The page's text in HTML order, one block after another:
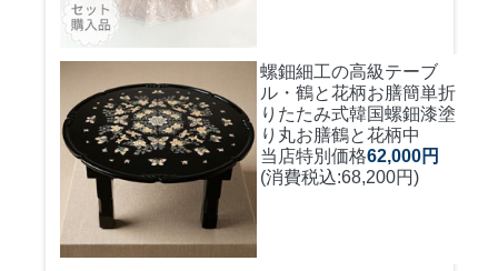
螺鈿細工の高級テーブ
ル・鶴と花柄お膳簡単折
りたたみ式韓国螺鈿漆塗
り丸お膳鶴と花柄中
当店特別価格62,000円
(消費税込:68,200円)